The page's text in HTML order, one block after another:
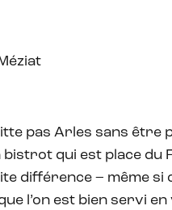
pas Arles sans être
bistrot qui est place du
différence – même si
l’on est bien servi